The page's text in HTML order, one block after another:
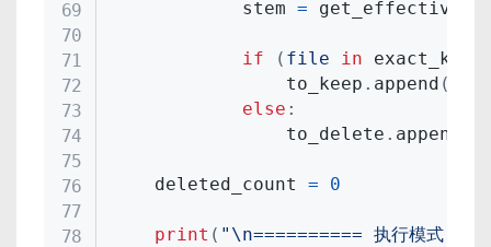
            stem
=
if ( file in exact_keep
                to_keep
. append (
else :
                to_delete
. append
    deleted_count
= 0
print ( "\n========== 执行模式